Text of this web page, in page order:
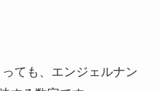
ても、エンジェルナン